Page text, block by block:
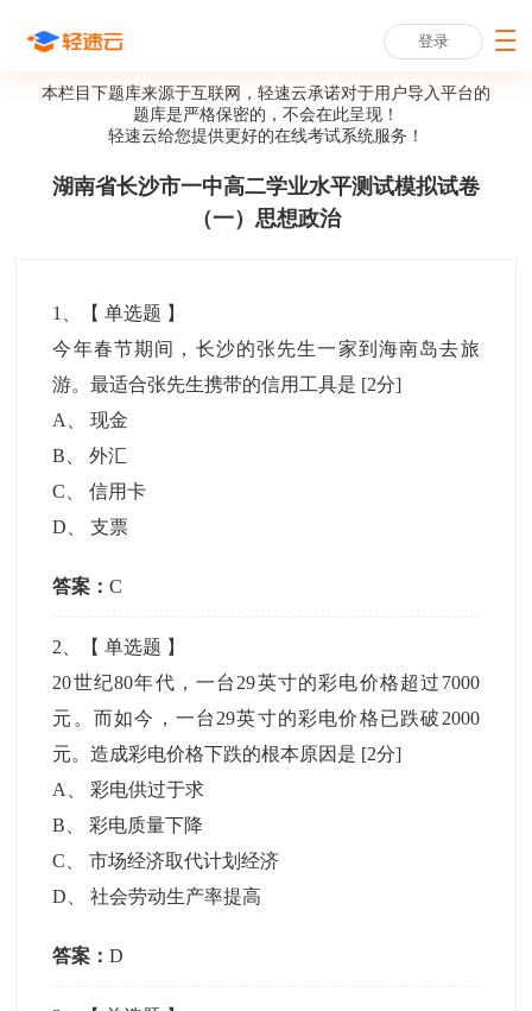
登录
本栏目下题库来源于互联网，轻速云承诺对于用户导入平台的
题库是严格保密的，不会在此呈现！
轻速云给您提供更好的在线考试系统服务！
湖南省长沙市一中高二学业水平测试模拟试卷
（一）思想政治
1 、【单选题 】
今年春节期间，长沙的张先生一家到海南岛去旅
游。最适合张先生携带的信用工具是 [2分]
A
、现金
B 、外汇
C 、信用卡
D 、支票
答案：C
2 、【单选题 】
20世纪80年代，一台29英寸的彩电价格超过7000
元。而如今，一台29英寸的彩电价格已跌破2000
元。造成彩电价格下跌的根本原因是 [2分]
A
、彩电供过于求
B 、彩电质量下降
C 、市场经济取代计划经济
D 、社会劳动生产率提高
答案：D